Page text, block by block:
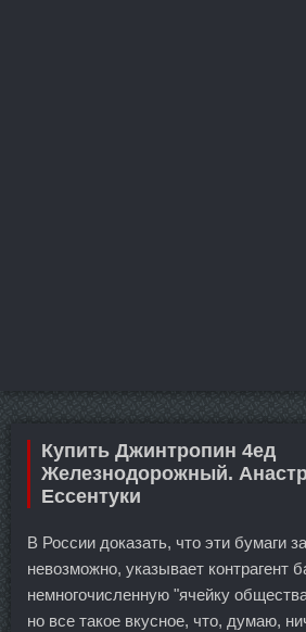
Купить Джинтропин 4ед
Железнодорожный.
Ессентуки
В России доказать, что эти бумаги
невозможно, указывает контрагент
немногочисленную "ячейку
но все такое вкусное, что, думаю,